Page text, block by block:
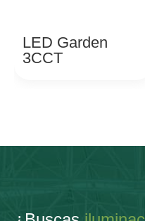
LED Garden
3CCT